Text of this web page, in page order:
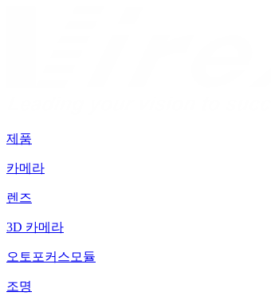
제품
카메라
렌즈
3D 카메라
오토포커스모듈
조명